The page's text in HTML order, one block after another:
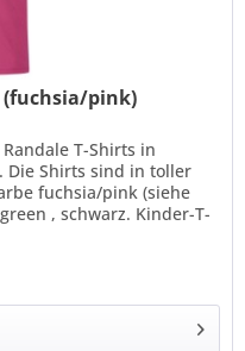
(fuchsia/pink)
T-Shirts in
Die Shirts sind in toller
fuchsia/pink (siehe
, schwarz. Kinder-T-